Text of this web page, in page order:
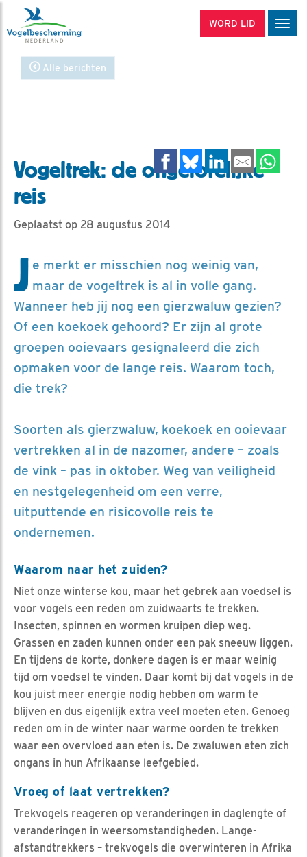
WORD LID
Alle berichten
Vogeltrek: de ongelofelijke
reis
Geplaatst op 28 augustus 2014
J e merkt er misschien nog weinig van,
maar de vogeltrek is al in volle gang.
Wanneer heb jij nog een gierzwaluw gezien?
Of een koekoek gehoord? Er zijn al grote
groepen ooievaars gesignaleerd die zich
opmaken voor de lange reis. Waarom toch,
die trek?
Soorten als gierzwaluw, koekoek en ooievaar
vertrekken al in de nazomer, andere – zoals
de vink – pas in oktober. Weg van veiligheid
en nestgelegenheid om een verre,
uitputtende en risicovolle reis te
ondernemen.
Waarom naar het zuiden?
Niet onze winterse kou, maar het gebrek aan voedsel is
voor vogels een reden om zuidwaarts te trekken.
Insecten, spinnen en wormen kruipen diep weg.
Grassen en zaden kunnen onder een pak sneeuw liggen.
En tijdens de korte, donkere dagen is er maar weinig
tijd om voedsel te vinden. Daar komt bij dat vogels in de
kou juist meer energie nodig hebben om warm te
blijven en dus eigenlijk extra veel moeten eten. Genoeg
reden om in de winter naar warme oorden te trekken
waar een overvloed aan eten is. De zwaluwen eten zich
ongans in hun Afrikaanse leefgebied.
Vroeg of laat vertrekken?
Trekvogels reageren op veranderingen in daglengte of
veranderingen in weersomstandigheden. Lange-
afstandtrekkers – trekvogels die overwinteren in Afrika